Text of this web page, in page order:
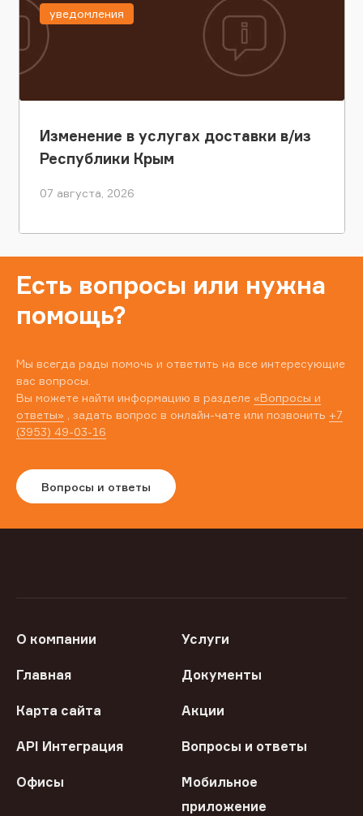
Изменение в услугах доставки в/из
Республики Крым
07 августа, 2026
уведомления
Есть вопросы или нужна
помощь?
Мы всегда рады помочь и ответить на все интересующие
вас вопросы.
Вы можете найти информацию в разделе «Вопросы и
ответы» , задать вопрос в онлайн-чате или позвонить +7
(3953) 49-03-16
Вопросы и ответы
О компании Услуги
Главная Документы
Карта сайта Акции
API Интеграция Вопросы и ответы
Офисы
Мобильное
приложение